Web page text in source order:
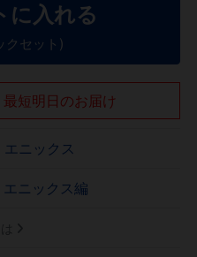
に入れる
クセット)
短明日のお届け
ニックス
ニックス編